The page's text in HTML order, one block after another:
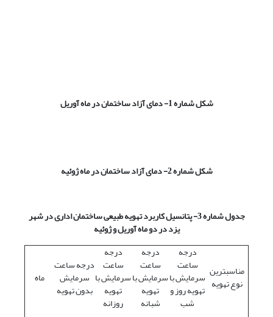
شکل شماره 1- دمای آزاد ساختمان در ماه آوریل
شکل شماره 2- دمای آزاد ساختمان در ماه ژوئیه
جدول شماره 3- پتانسیل کاربرد تهویه طبیعی ساختمان اداری در شهر
یزد در دو ماه آوریل و ژوئیه
مناسبترین
نوع تهویه
درجه
ساعت
سرمایش با
تهویه روز و
شب
درجه
ساعت
سرمایش با
تهویه
شبانه
درجه
ساعت
سرمایش با
تهویه
روزانه
درجه ساعت
سرمایش
بدون تهویه
ماه